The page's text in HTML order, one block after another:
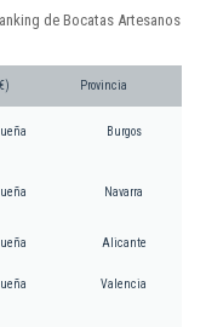
de Bocatas Artesanos
Provincia
Burgos
Navarra
Alicante
Valencia